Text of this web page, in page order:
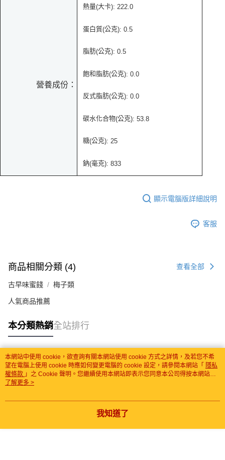
營養成份：
熱量(大卡): 222.0
蛋白質(公克): 0.5
脂肪(公克): 0.5
飽和脂肪(公克): 0.0
反式脂肪(公克): 0.0
碳水化合物(公克): 53.8
糖(公克): 25
鈉(毫克): 833
顯示電腦版詳細說明
客服
商品相關分類 (4) 查看全部
古早味蜜餞 梅子類
人氣商品推薦
本分類熱銷全站排行
熱門標籤
本網站中使用 cookie，欲查詢有關本網站使用 cookie 方式之詳情，及若您不希
望在電腦上使用 cookie 時應如何變更電腦的 cookie 設定，請參閱本網站「 隱私
權條款 」之 Cookie 聲明。您繼續使用本網站即表示您同意本公司得按本網站使
用條款之 Cookie 聲明使用 cookie。
了解更多 >
我知道了